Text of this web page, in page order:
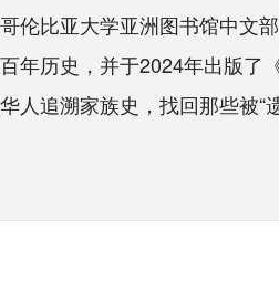
比亚大学亚洲图书馆中文部
年历史，并于2024年出版了
人追溯家族史，找回那些被“